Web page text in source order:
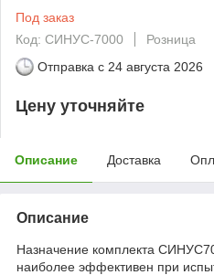
Под заказ
Код: СИНУС-7000
Розница
Отправка с 24 августа 2026
Цену уточняйте
Описание Доставка
Описание
Назначение комплекта
наиболее эффективен при